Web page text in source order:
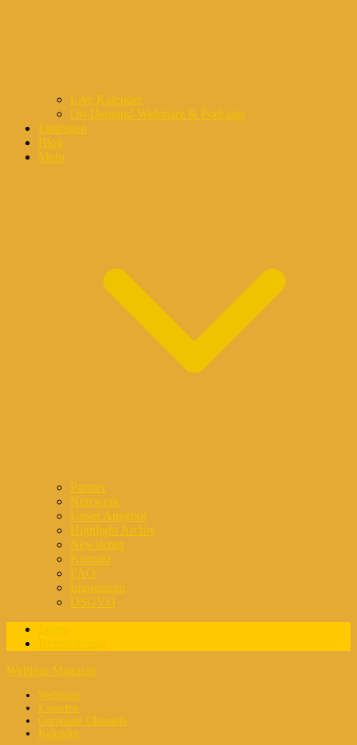
Live Kalender
On-Demand-Webinare & Podcasts
Eintragen
Blog
Mehr
Partner
Netzwerk
Unser Angebot
Highlight Archiv
Newsletter
Kontakt
FAQ
Impressum
DSGVO
Webinar Magazin
Webinare
Experten
Corporate Channels
Kalender